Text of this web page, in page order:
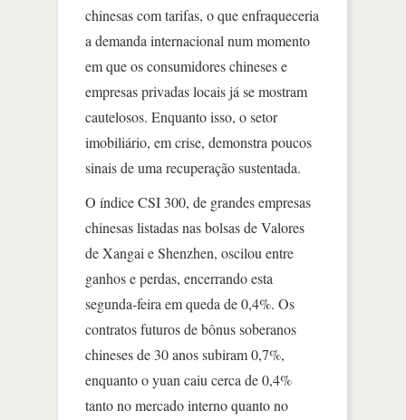
chinesas com tarifas, o que enfraqueceria
a demanda internacional num momento
em que os consumidores chineses e
empresas privadas locais já se mostram
cautelosos. Enquanto isso, o setor
imobiliário, em crise, demonstra poucos
sinais de uma recuperação sustentada.
O índice CSI 300, de grandes empresas
chinesas listadas nas bolsas de Valores
de Xangai e Shenzhen, oscilou entre
ganhos e perdas, encerrando esta
segunda-feira em queda de 0,4%. Os
contratos futuros de bônus soberanos
chineses de 30 anos subiram 0,7%,
enquanto o yuan caiu cerca de 0,4%
tanto no mercado interno quanto no